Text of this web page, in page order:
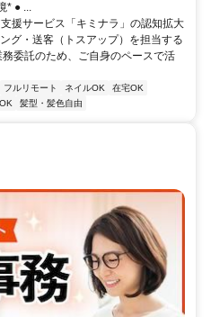
境* ● ...
援サービス「キミナラ」の認知拡大
グ・送客（トスアップ）を担当する
委託のため、ご自身のペースで活
フルリモート ネイルOK
在宅OK
髪型・髪色自由